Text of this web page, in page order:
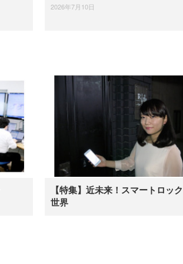
2026年7月10日
【特集】近未来！スマートロッ
世界